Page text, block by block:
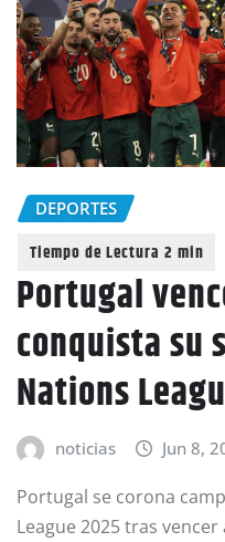
DEPORTES
Portugal
conquista su
Nations
noticias Jun 8,
Portugal se corona
League 2025 tras